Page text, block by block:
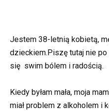
Jestem 38-letnią kobietą,
dzieckiem.Piszę tutaj nie
się swim bólem i radością.
Kiedy byłam mała, moja
miał problem z alkoholem i